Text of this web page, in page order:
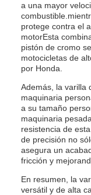
a una mayor
protege contra el
motorEsta
pistón de cromo
motocicletas de
por Honda.
Además, la varilla
maquinaria
a su tamaño
maquinaria
resistencia de
de precisión no
asegura un
fricción y
En resumen, la
versátil y de alta